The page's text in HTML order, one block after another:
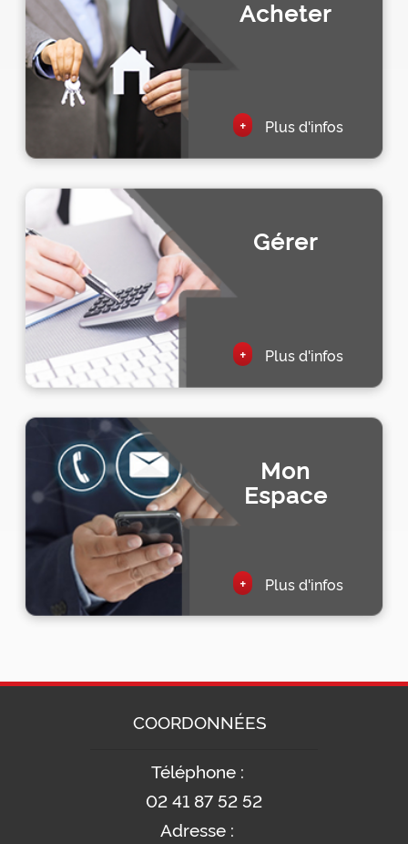
Acheter
+ Plus d'infos
Gérer
+ Plus d'infos
Mon
Espace
+ Plus d'infos
COORDONNÉES
Téléphone :
02 41 87 52 52
Adresse :